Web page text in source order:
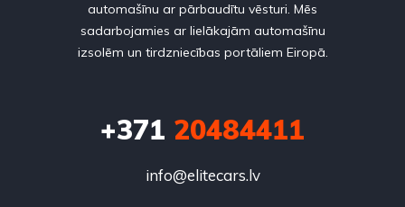
automašīnu ar pārbaudītu vēsturi. Mēs
sadarbojamies ar lielākajām automašīnu
izsolēm un tirdzniecības portāliem Eiropā.
+371 20484411
info@elitecars.lv